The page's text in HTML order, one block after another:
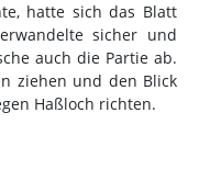
hatte sich das Blatt
sicher und
auch die Partie ab.
ziehen und den Blick
Haßloch richten.